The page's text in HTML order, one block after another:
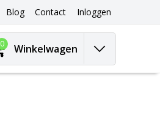
Blog Contact Inloggen
0 Winkelwagen